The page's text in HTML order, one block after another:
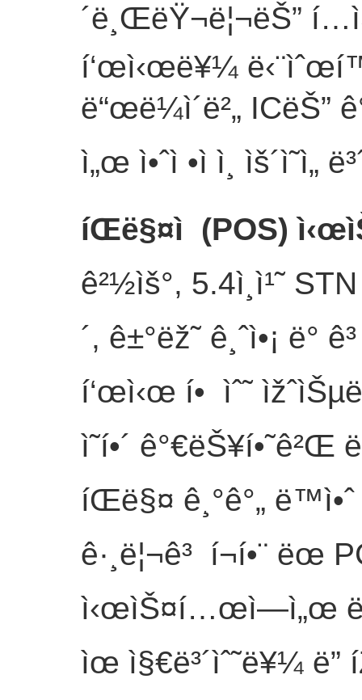
´ë¸ŒëŸ¬ë¦¬ëŠ”
í‘œì‹œë¥¼
ë“œë¼ì´ë²„
ì„œ ì•ˆì •ì ì¸ ìš´ì˜ì„
íŒë§¤ì  (POS)
ê²½ìš°, 5.4ì¸ì¹˜
´, ê±°ëž˜ ê¸ˆì•¡ ë°
í‘œì‹œ í• ìˆ˜
ì˜í•´ ê°€ëŠ¥í•˜ê²Œ
íŒë§¤ ê¸°ê°„
ê·¸ë¦¬ê³ í¬í•¨ ëœ
ì‹œìŠ¤í…œì—ì„œ
ìœ ì§€ë³´ìˆ˜ë¥¼ ë”